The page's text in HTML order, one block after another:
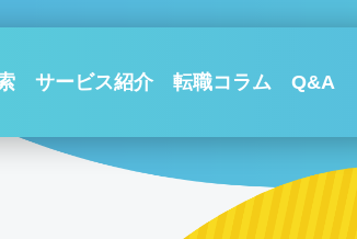
サービス紹介 転職コラム Q&A